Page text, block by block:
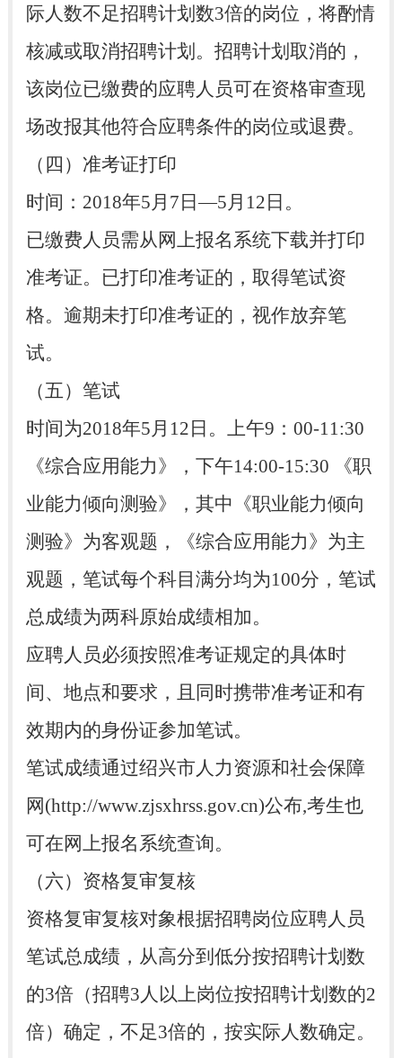
际人数不足招聘计划数3倍的岗位，将酌情
核减或取消招聘计划。招聘计划取消的，
该岗位已缴费的应聘人员可在资格审查现
场改报其他符合应聘条件的岗位或退费。
（四）准考证打印
时间：2018年5月7日—5月12日。
已缴费人员需从网上报名系统下载并打印
准考证。已打印准考证的，取得笔试资
格。逾期未打印准考证的，视作放弃笔
试。
（五）笔试
时间为2018年5月12日。上午9：00-11:30
《综合应用能力》，下午14:00-15:30 《职
业能力倾向测验》，其中《职业能力倾向
测验》为客观题，《综合应用能力》为主
观题，笔试每个科目满分均为100分，笔试
总成绩为两科原始成绩相加。
应聘人员必须按照准考证规定的具体时
间、地点和要求，且同时携带准考证和有
效期内的身份证参加笔试。
笔试成绩通过绍兴市人力资源和社会保障
网(http://www.zjsxhrss.gov.cn)公布,考生也
可在网上报名系统查询。
（六）资格复审复核
资格复审复核对象根据招聘岗位应聘人员
笔试总成绩，从高分到低分按招聘计划数
的3倍（招聘3人以上岗位按招聘计划数的2
倍）确定，不足3倍的，按实际人数确定。